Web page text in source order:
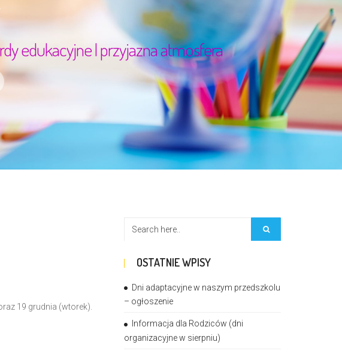
19 grudnia (wtorek).
OSTATNIE WPISY
Dni adaptacyjne w naszym przedszkolu
– ogłoszenie
Informacja dla Rodziców (dni
organizacyjne w sierpniu)